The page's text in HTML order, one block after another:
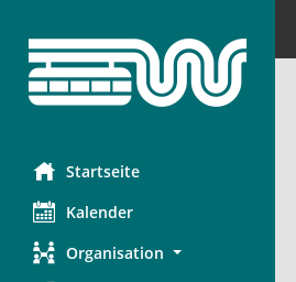
Startseite
Kalender
Organisation